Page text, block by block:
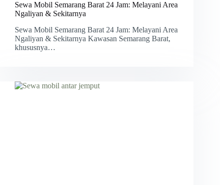
Sewa Mobil Semarang Barat 24 Jam: Melayani Area
Ngaliyan & Sekitarnya
Sewa Mobil Semarang Barat 24 Jam: Melayani Area
Ngaliyan & Sekitarnya Kawasan Semarang Barat,
khususnya…